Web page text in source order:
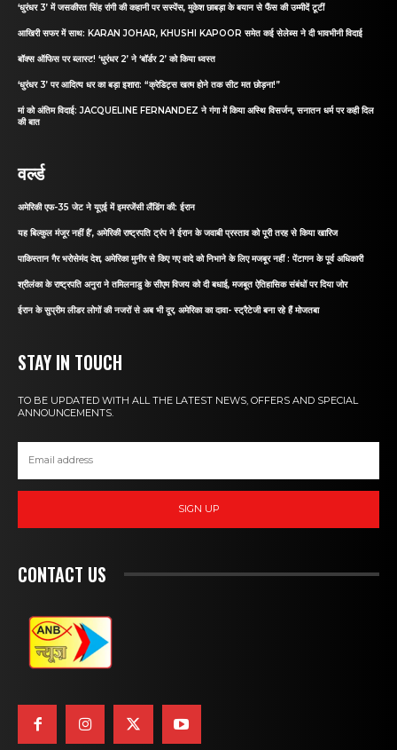
‘धुरंधर 3’ में जसकीरत सिंह रांगी की कहानी पर सस्पेंस, मुकेश छाबड़ा के बयान से फैंस की उम्मीदें टूटीं
आखिरी सफर में साथ: KARAN JOHAR, KHUSHI KAPOOR समेत कई सेलेब्स ने दी भावभीनी विदाई
बॉक्स ऑफिस पर ब्लास्ट! ‘धुरंधर 2’ ने ‘बॉर्डर 2’ को किया ध्वस्त
‘धुरंधर 3’ पर आदित्य धर का बड़ा इशारा: “क्रेडिट्स खत्म होने तक सीट मत छोड़ना!”
मां को अंतिम विदाई: JACQUELINE FERNANDEZ ने गंगा में किया अस्थि विसर्जन, सनातन धर्म पर कही दिल
की बात
वर्ल्ड
अमेरिकी एफ-35 जेट ने यूएई में इमरजेंसी लैंडिंग की: ईरान
यह बिल्कुल मंजूर नहीं है’, अमेरिकी राष्ट्रपति ट्रंप ने ईरान के जवाबी प्रस्ताव को पूरी तरह से किया खारिज
पाकिस्तान गैर भरोसेमंद देश, अमेरिका मुनीर से किए गए वादे को निभाने के लिए मजबूर नहीं : पेंटागन के पूर्व अधिकारी
श्रीलंका के राष्ट्रपति अनुरा ने तमिलनाडु के सीएम विजय को दी बधाई, मजबूत ऐतिहासिक संबंधों पर दिया जोर
ईरान के सुप्रीम लीडर लोगों की नजरों से अब भी दूर, अमेरिका का दावा- स्ट्रैटेजी बना रहे हैं मोजतबा
STAY IN TOUCH
TO BE UPDATED WITH ALL THE LATEST NEWS, OFFERS AND SPECIAL
ANNOUNCEMENTS.
SIGN UP
CONTACT US